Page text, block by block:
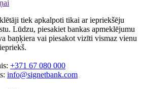
tiek apkalpoti tikai ar iepriekšēju
Lūdzu, piesakiet bankas apmeklējumu
baņķiera vai piesakot vizīti vismaz vienu
+371 67 080 000
info@signetbank.com